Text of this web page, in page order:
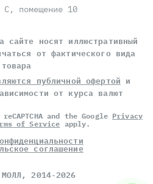
С, помещение 10
сайте носят иллюстративный
от фактического вида
товара
публичной офертой и
от курса валют
and the Google Privacy
of Service apply.
соглашение
, 2014-2026